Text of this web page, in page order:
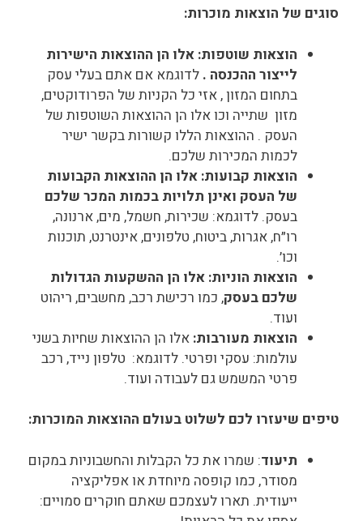
סוגים של הוצאות מוכרות:
הוצאות שוטפות: אלו הן ההוצאות הישירות
לייצור ההכנסה . לדוגמא אם אתם בעלי עסק
בתחום המזון , אזי כל הקניות של הפרודוקטים,
מזון שתייה וכו אלו הן ההוצאות השוטפות של
העסק . ההוצאות הללו קשורות בקשר ישיר
לכמות המכירות שלכם.
הוצאות קבועות: אלו הן ההוצאות הקבועות
של העסק ואינן תלויות בכמות המכר שלכם
בעסק. לדוגמא: שכירות, חשמל, מים, ארנונה,
רו״ח, אגרות, ביטוח, טלפונים, אינטרנט, תוכנות
וכו׳.
הוצאות הוניות: אלו הן ההשקעות הגדולות
שלכם בעסק, כמו רכישת רכב, מחשבים, ריהוט
ועוד.
הוצאות מעורבות: אלו הן ההוצאות שחיות בשני
עולמות: עסקי ופרטי. לדוגמא: טלפון נייד, רכב
פרטי המשמש גם לעבודה ועוד.
טיפים שיעזרו לכם לשלוט בעולם ההוצאות המוכרות:
תיעוד: שמרו את כל הקבלות והחשבוניות במקום
מסודר, כמו קופסה מיוחדת או אפליקציה
ייעודית. תארו לעצמכם שאתם חוקרים סמויים: